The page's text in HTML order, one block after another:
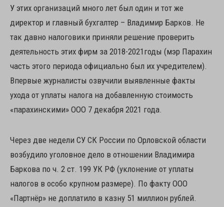
У этих организаций много лет был один и тот же
директор и главный бухгалтер – Владимир Барков. Не
так давно налоговики приняли решение проверить
деятельность этих фирм за 2018-2021годы (мэр Парахин
часть этого периода официально был их учредителем).
Впервые журналисты озвучили выявленные факты
ухода от уплаты налога на добавленную стоимость
«парахинскими» ООО 7 декабря 2021 года.
Через две недели СУ СК России по Орловской области
возбудило уголовное дело в отношении Владимира
Баркова по ч. 2 ст. 199 УК РФ (уклонение от уплаты
налогов в особо крупном размере). По факту ООО
«Партнёр» не доплатило в казну 51 миллион рублей.